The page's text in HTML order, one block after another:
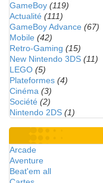
GameBoy (119)
Actualité (111)
GameBoy Advance (67)
Mobile (42)
Retro-Gaming (15)
New Nintendo 3DS (11)
LEGO (5)
Plateformes (4)
Cinéma (3)
Société (2)
Nintendo 2DS (1)
Arcade
Aventure
Beat'em all